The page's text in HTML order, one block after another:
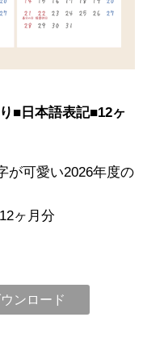
■日本語表記■12ヶ
が可愛い2026年度の
ヶ月分
ンロード